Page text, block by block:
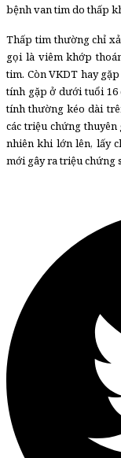
bệnh van tim do thấp
Thấp tim thường chỉ
gọi là viêm khớp
tim. Còn VKDT hay
tính gặp ở dưới tuổi
tính thường kéo dài
các triệu chứng
nhiên khi lớn lên, lấy
mới gây ra triệu chứng